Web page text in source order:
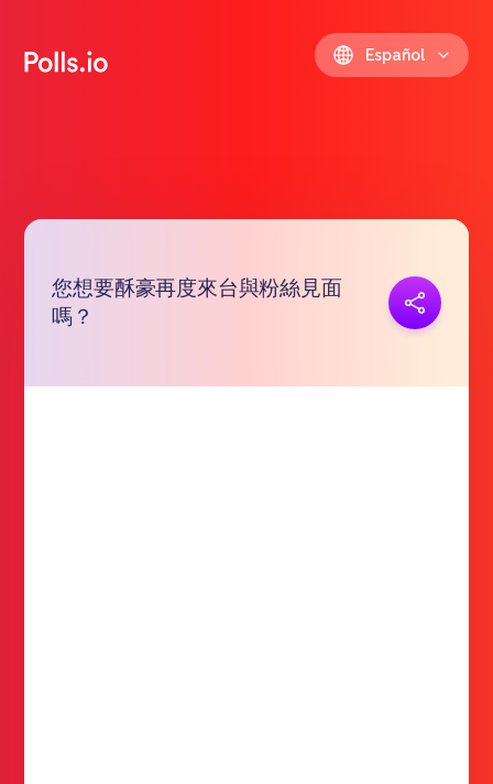
Español
您想要酥豪再度來台與粉絲見面
嗎？
Copiar link